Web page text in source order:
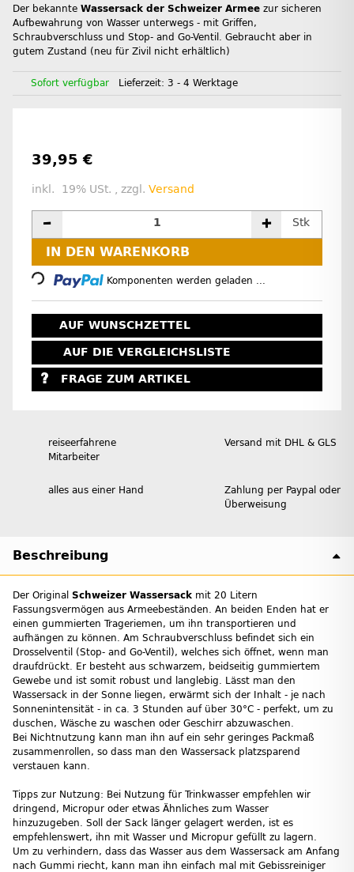
Der bekannte Wassersack der Schweizer Armee zur sicheren
Aufbewahrung von Wasser unterwegs - mit Griffen,
Schraubverschluss und Stop- and Go-Ventil. Gebraucht aber in
gutem Zustand (neu für Zivil nicht erhältlich)
Sofort verfügbar Lieferzeit: 3 - 4 Werktage
39,95 €
inkl. 19% USt. , zzgl. Versand
Stk
IN DEN WARENKORB
Loading... Komponenten werden geladen ...
AUF WUNSCHZETTEL
AUF DIE VERGLEICHSLISTE
FRAGE ZUM ARTIKEL
reiseerfahrene
Mitarbeiter
Versand mit DHL & GLS
alles aus einer Hand
Zahlung per Paypal oder
Überweisung
Beschreibung
Der Original Schweizer Wassersack mit 20 Litern
Fassungsvermögen aus Armeebeständen. An beiden Enden hat er
einen gummierten Trageriemen, um ihn transportieren und
aufhängen zu können. Am Schraubverschluss befindet sich ein
Drosselventil (Stop- and Go-Ventil), welches sich öffnet, wenn man
draufdrückt. Er besteht aus schwarzem, beidseitig gummiertem
Gewebe und ist somit robust und langlebig. Lässt man den
Wassersack in der Sonne liegen, erwärmt sich der Inhalt - je nach
Sonnenintensität - in ca. 3 Stunden auf über 30°C - perfekt, um zu
duschen, Wäsche zu waschen oder Geschirr abzuwaschen.
Bei Nichtnutzung kann man ihn auf ein sehr geringes Packmaß
zusammenrollen, so dass man den Wassersack platzsparend
verstauen kann.
Tipps zur Nutzung: Bei Nutzung für Trinkwasser empfehlen wir
dringend, Micropur oder etwas Ähnliches zum Wasser
hinzuzugeben. Soll der Sack länger gelagert werden, ist es
empfehlenswert, ihn mit Wasser und Micropur gefüllt zu lagern.
Um zu verhindern, dass das Wasser aus dem Wassersack am Anfang
nach Gummi riecht, kann man ihn einfach mal mit Gebissreiniger